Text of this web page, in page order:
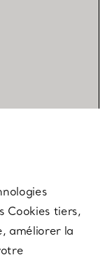
Cookies tiers,
améliorer la